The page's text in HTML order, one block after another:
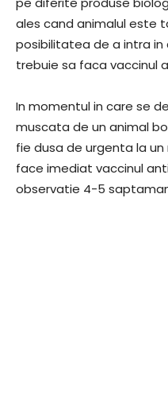
ales cand animalul este
posibilitatea de a intra
trebuie sa faca vaccinul
In momentul in care se
muscata de un animal
fie dusa de urgenta la
face imediat vaccinul
observatie 4-5